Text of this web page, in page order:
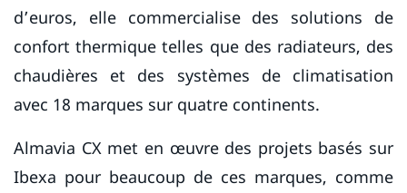
d’euros, elle commercialise des solutions de
confort thermique telles que des radiateurs, des
chaudières et des systèmes de climatisation
avec 18 marques sur quatre continents.
Almavia CX met en œuvre des projets basés sur
Ibexa pour beaucoup de ces marques, comme